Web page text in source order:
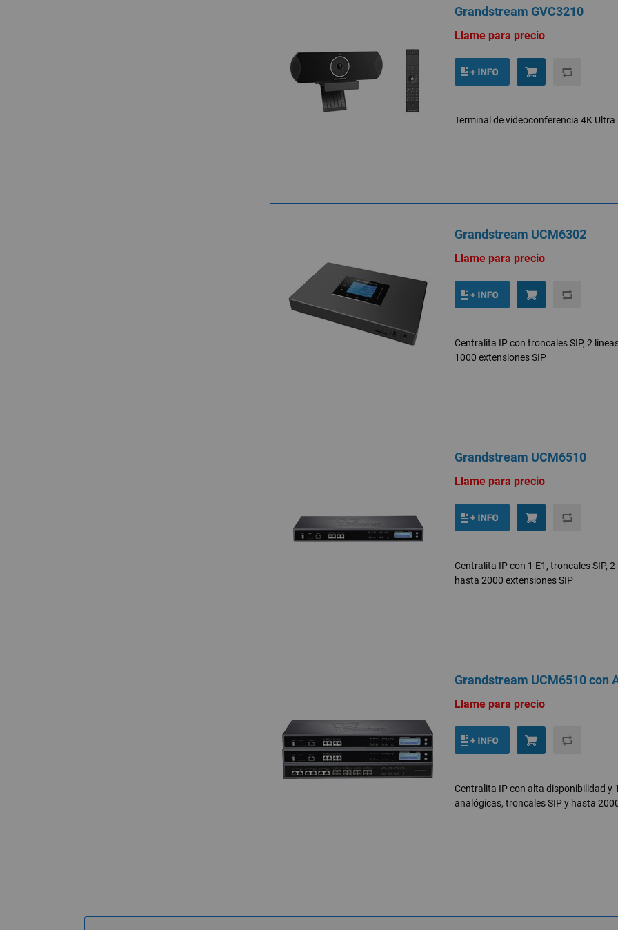
Grandstream GVC3210
Llame para precio
Terminal de videoconferencia 4K Ultra
Grandstream UCM6302
Llame para precio
Centralita IP con troncales SIP, 2
1000 extensiones SIP
Grandstream UCM6510
Llame para precio
Centralita IP con 1 E1, troncales SIP,
hasta 2000 extensiones SIP
Grandstream UCM6510 con
Llame para precio
Centralita IP con alta disponibilidad y
analógicas, troncales SIP y hasta